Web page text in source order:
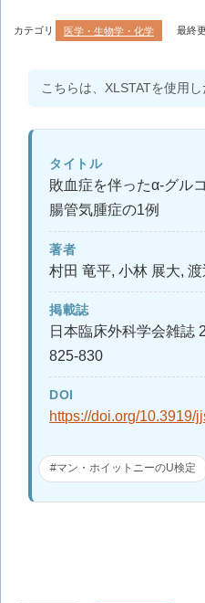
カテゴリ 医学・生物学・化学 最終更
こちらは、XLSTATを使用し
タイトル
敗血症を伴ったα-グル
腸管気腫症の1例
著者
村田 竜平, 小林 展大,
掲載誌
日本臨床外科学会雑誌
825-830
DOI
https://doi.org/10.3919/
#マン・ホイットニーのU検定